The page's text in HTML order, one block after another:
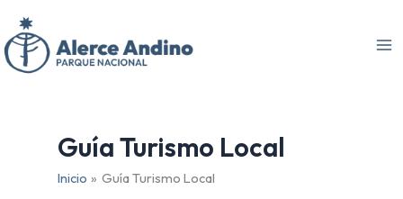
contenido
Guía Turismo Local
Inicio Guía Turismo Local
por: